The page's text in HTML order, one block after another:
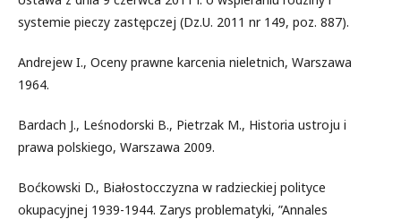
systemie pieczy zastępczej (Dz.U. 2011 nr 149, poz. 887).
Andrejew I., Oceny prawne karcenia nieletnich, Warszawa
1964.
Bardach J., Leśnodorski B., Pietrzak M., Historia ustroju i
prawa polskiego, Warszawa 2009.
Boćkowski D., Białostocczyzna w radzieckiej polityce
okupacyjnej 1939-1944. Zarys problematyki, ”Annales